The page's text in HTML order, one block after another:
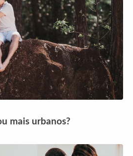
mais urbanos?